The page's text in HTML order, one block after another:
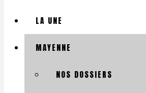
LA UNE
MAYENNE
NOS DOSSIERS